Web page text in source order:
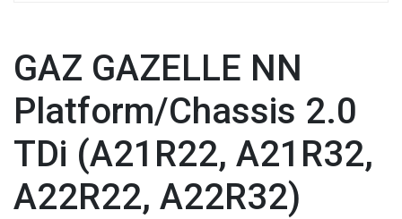
GAZ GAZELLE NN
Platform/Chassis 2.0
TDi (A21R22, A21R32,
A22R22, A22R32)